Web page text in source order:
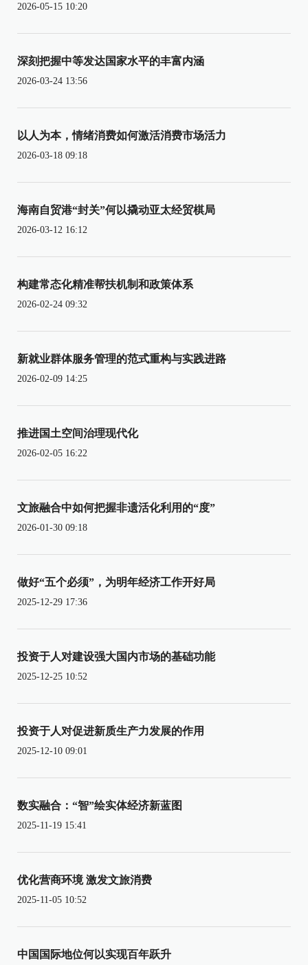
2026-05-15 10:20
深刻把握中等发达国家水平的丰富内涵
2026-03-24 13:56
以人为本，情绪消费如何激活消费市场活力
2026-03-18 09:18
海南自贸港“封关”何以撬动亚太经贸棋局
2026-03-12 16:12
构建常态化精准帮扶机制和政策体系
2026-02-24 09:32
新就业群体服务管理的范式重构与实践进路
2026-02-09 14:25
推进国土空间治理现代化
2026-02-05 16:22
文旅融合中如何把握非遗活化利用的“度”
2026-01-30 09:18
做好“五个必须”，为明年经济工作开好局
2025-12-29 17:36
投资于人对建设强大国内市场的基础功能
2025-12-25 10:52
投资于人对促进新质生产力发展的作用
2025-12-10 09:01
数实融合：“智”绘实体经济新蓝图
2025-11-19 15:41
优化营商环境 激发文旅消费
2025-11-05 10:52
中国国际地位何以实现百年跃升